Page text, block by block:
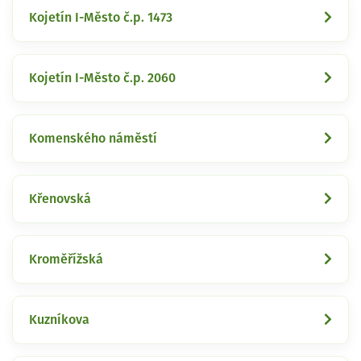
Kojetín I-Město č.p. 1473
Kojetín I-Město č.p. 2060
Komenského náměstí
Křenovská
Kroměřížská
Kuzníkova